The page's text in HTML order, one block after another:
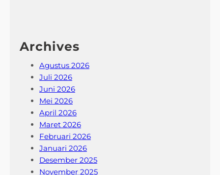
Archives
Agustus 2026
Juli 2026
Juni 2026
Mei 2026
April 2026
Maret 2026
Februari 2026
Januari 2026
Desember 2025
November 2025